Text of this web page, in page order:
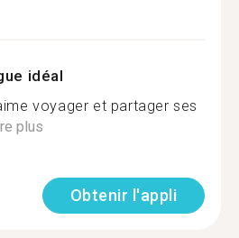
idéal
voyager et partager ses
plus
Obtenir l'appli